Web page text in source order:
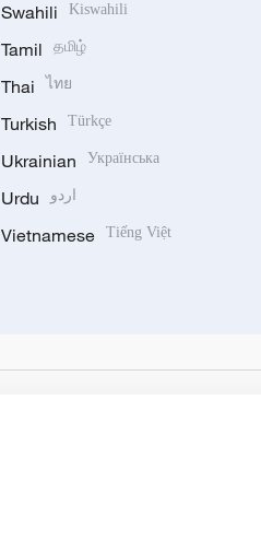
Swahili Kiswahili
Tamil தமிழ்
Thai ไทย
Turkish Türkçe
Ukrainian Українська
Urdu اردو
Vietnamese Tiếng Việt